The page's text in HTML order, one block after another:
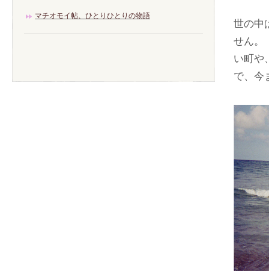
世の中
せん。
い町や
で、今
マチオモイ帖、ひとりひとりの物語